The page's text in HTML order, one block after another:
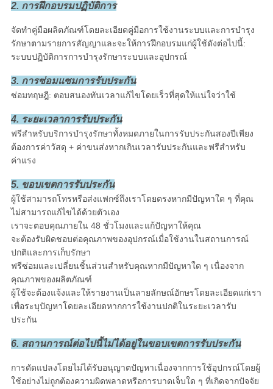
2. การฝึกอบรมปฏิบัติการ
จัดทำคู่มือผลิตภัณฑ์โดยละเอียดคู่มือการใช้งานระบบและการบำรุง
รักษาตามรายการสัญญาและจะให้การฝึกอบรมแก่ผู้ใช้ดังต่อไปนี้:
ระบบปฏิบัติการการบำรุงรักษาระบบและอุปกรณ์
3. การซ่อมแซมการรับประกัน
ซ่อมทฤษฎี: ตอบสนองทันเวลาแก้ไขโดยเร็วที่สุดให้แน่ใจว่าใช้
4. ระยะเวลาการรับประกัน
ฟรีสำหรับบริการบำรุงรักษาทั้งหมดภายในการรับประกันสองปีเพียง
ต้องการค่าวัสดุ + ค่าขนส่งหากเกินเวลารับประกันและฟรีสำหรับ
ค่าแรง
5. ขอบเขตการรับประกัน
ผู้ใช้สามารถโทรหรือส่งแฟกซ์ถึงเราโดยตรงหากมีปัญหาใด ๆ ที่คุณ
ไม่สามารถแก้ไขได้ด้วยตัวเอง
เราจะตอบคุณภายใน 48 ชั่วโมงและแก้ปัญหาให้คุณ
จะต้องรับผิดชอบต่อคุณภาพของอุปกรณ์เมื่อใช้งานในสถานการณ์
ปกติและการเก็บรักษา
ฟรีซ่อมและเปลี่ยนชิ้นส่วนสำหรับคุณหากมีปัญหาใด ๆ เนื่องจาก
คุณภาพของผลิตภัณฑ์
ผู้ใช้จะต้องแจ้งและให้รายงานเป็นลายลักษณ์อักษรโดยละเอียดแก่เรา
เพื่อระบุปัญหาโดยละเอียดหากการใช้งานปกติในระยะเวลารับ
ประกัน
6. สถานการณ์ต่อไปนี้ไม่ได้อยู่ในขอบเขตการรับประกัน
การดัดแปลงโดยไม่ได้รับอนุญาตปัญหาเนื่องจากการใช้อุปกรณ์โดยผู้
ใช้อย่างไม่ถูกต้องความผิดพลาดหรือการบาดเจ็บใด ๆ ที่เกิดจากปัจจัย